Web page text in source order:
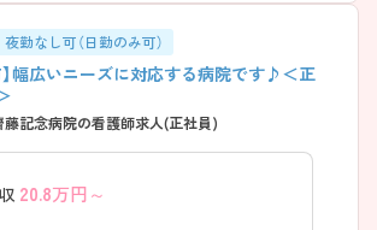
夜勤なし可（日勤のみ可）
】幅広いニーズに対応する病院です♪＜正
記念病院の看護師求人(正社員)
20.8万円～